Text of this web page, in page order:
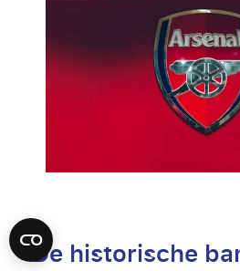
De historische